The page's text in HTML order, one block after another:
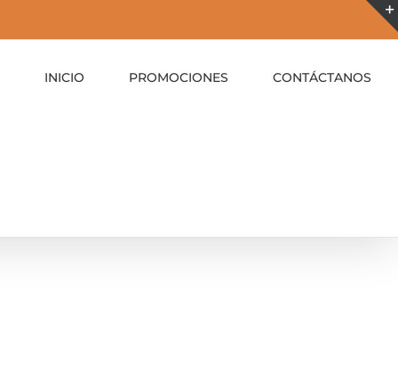
INICIO PROMOCIONES CONTÁCTANOS